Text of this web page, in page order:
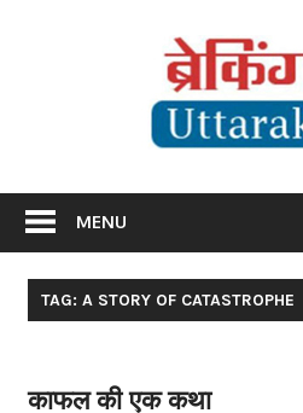
MENU
TAG: A STORY OF CATASTROPHE
काफल की एक कथा